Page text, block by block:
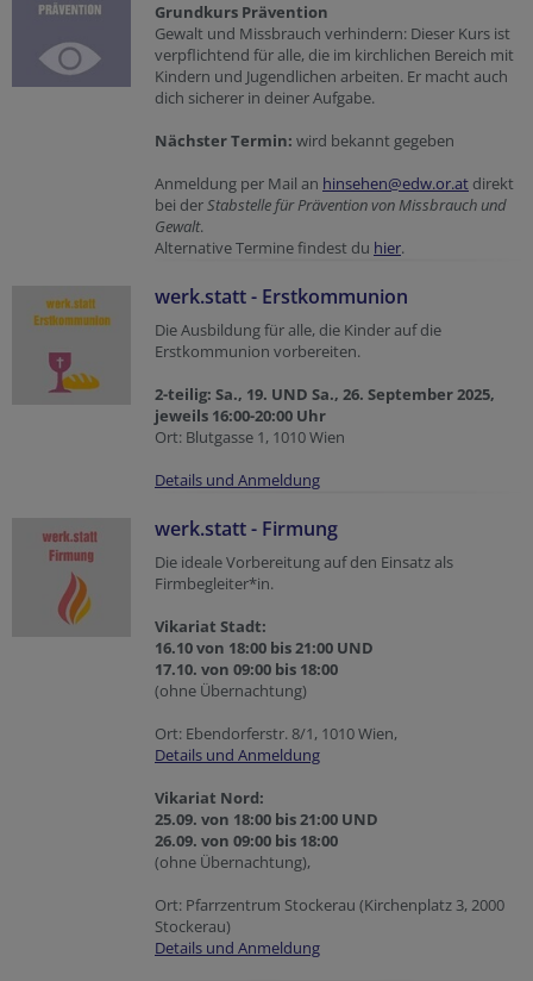
Grundkurs Prävention
Gewalt und Missbrauch verhindern: Dieser Kurs ist
verpflichtend für alle, die im kirchlichen Bereich mit
Kindern und Jugendlichen arbeiten. Er macht auch
dich sicherer in deiner Aufgabe.
Nächster Termin: wird bekannt gegeben
Anmeldung per Mail an hinsehen@edw.or.at direkt
bei derStabstelle für Prävention von Missbrauch und
Gewalt.
Alternative Termine findest du hier.
werk.statt - Erstkommunion
Die Ausbildung für alle, die Kinder auf die
Erstkommunion vorbereiten.
2-teilig: Sa., 19. UND Sa., 26. September 2025,
jeweils 16:00-20:00 Uhr
Ort: Blutgasse 1, 1010 Wien
Details und Anmeldung
werk.statt - Firmung
Die ideale Vorbereitung auf den Einsatz als
Firmbegleiter*in.
Vikariat Stadt:
16.10 von 18:00 bis 21:00 UND
17.10. von 09:00 bis 18:00
(ohne Übernachtung)
Ort: Ebendorferstr. 8/1, 1010 Wien,
Details und Anmeldung
Vikariat Nord:
25.09. von 18:00 bis 21:00 UND
26.09. von 09:00 bis 18:00
(ohne Übernachtung),
Ort: Pfarrzentrum Stockerau (Kirchenplatz 3, 2000
Stockerau)
Details und Anmeldung